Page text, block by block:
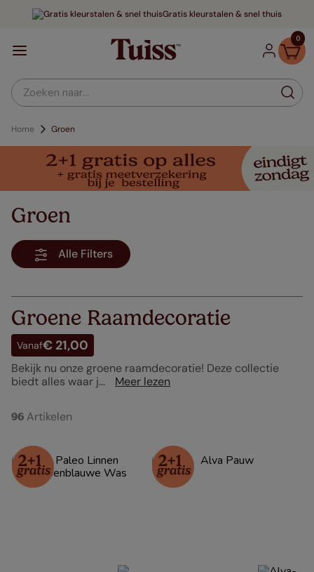
Gratis kleurstalen & snel thuis
0
Zoeken naar...
Home Groen
Groen
Alle Filters
Groene Raamdecoratie
Vanaf€ 21,00
Bekijk nu onze groene raamdecoratie! Deze collectie
biedt alles waar j...
Meer lezen
96 Artikelen